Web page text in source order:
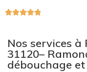

Nos services
31120–
débouchage